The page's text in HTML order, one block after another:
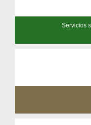
Servicios